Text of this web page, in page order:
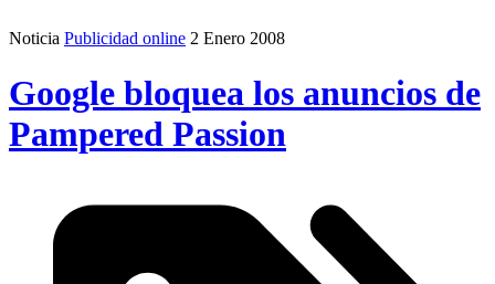
Noticia Publicidad online 2 Enero 2008
Google bloquea los anuncios de
Pampered Passion